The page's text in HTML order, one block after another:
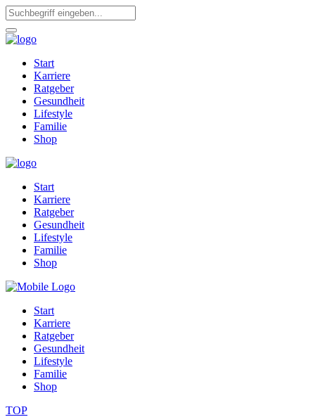
Start
Karriere
Ratgeber
Gesundheit
Lifestyle
Familie
Shop
Start
Karriere
Ratgeber
Gesundheit
Lifestyle
Familie
Shop
Start
Karriere
Ratgeber
Gesundheit
Lifestyle
Familie
Shop
TOP